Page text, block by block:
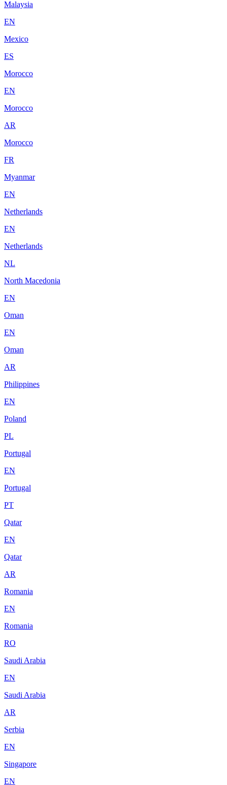
Malaysia
EN
Mexico
ES
Morocco
EN
Morocco
AR
Morocco
FR
Myanmar
EN
Netherlands
EN
Netherlands
NL
North Macedonia
EN
Oman
EN
Oman
AR
Philippines
EN
Poland
PL
Portugal
EN
Portugal
PT
Qatar
EN
Qatar
AR
Romania
EN
Romania
RO
Saudi Arabia
EN
Saudi Arabia
AR
Serbia
EN
Singapore
EN